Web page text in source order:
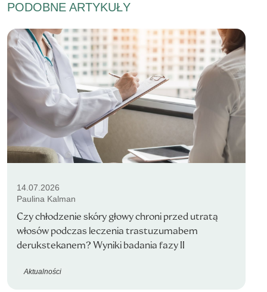
PODOBNE ARTYKUŁY
14.07.2026
Paulina Kalman
Czy chłodzenie skóry głowy chroni przed utratą
włosów podczas leczenia trastuzumabem
derukstekanem? Wyniki badania fazy II
Aktualności